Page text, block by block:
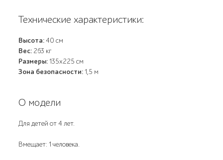
Технические характеристики:
Высота:40 см
Вес: 263 кг
Размеры:135x225 см
Зона безопасности:1,5 м
О модели
Для детей от 4 лет.
Вмещает: 1 человека.